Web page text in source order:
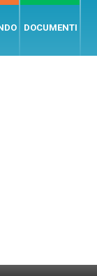
DOCUMENTI